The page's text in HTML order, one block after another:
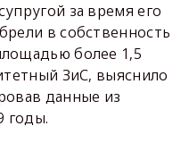
за время его
в собственность
более 1,5
ЗиС, выяснило
данные из
годы.